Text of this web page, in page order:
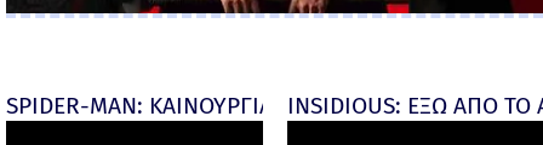
SPIDER-MAN: ΚΑΙΝΟΥΡΓΙΑ ΜΕΡΑ (Spider-Man:
INSIDIOUS: ΕΞΩ ΑΠΟ